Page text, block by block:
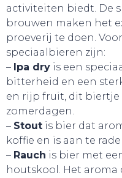
activiteiten biedt. De
brouwen maken het
proeverij te doen.
speciaalbieren zijn:
– Ipa dry is een
bitterheid en een
en rijp fruit, dit biertje
zomerdagen.
– Stout is bier dat
koffie en is aan te
– Rauch is bier met
houtskool. Het